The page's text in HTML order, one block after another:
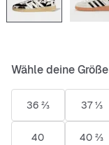
Wähle deine Größe
36 ⅔ 37 ⅓
40 40 ⅔